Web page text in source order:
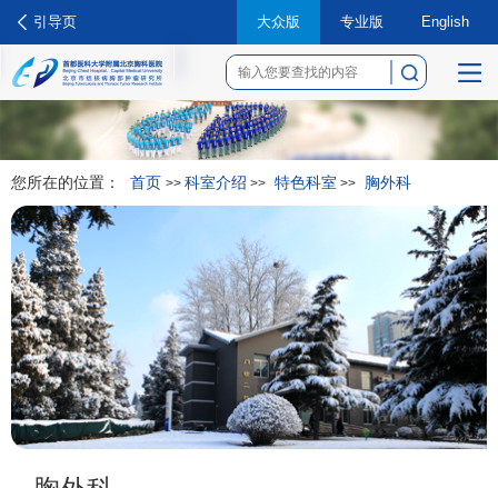
引导页 大众版 专业版 English
菜
您所在的位置： 首页 >> 科室介绍 >> 特色科室 >> 胸外科